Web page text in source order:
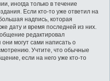
иногда только в течение
Если кто-то уже ответил на
надпись, которая
дату и время последней из них.
редактировал
могут сами написать о
Учтите, что обычные
если на него уже кто-то